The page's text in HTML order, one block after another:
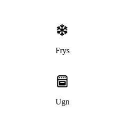
Frys
Ugn